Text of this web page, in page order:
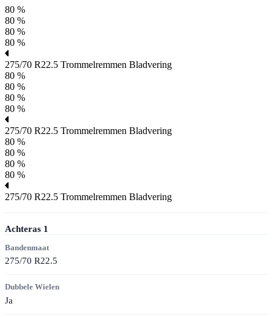
80 %
80 %
80 %
80 %
275/70 R22.5 Trommelremmen Bladvering
80 %
80 %
80 %
80 %
275/70 R22.5 Trommelremmen Bladvering
80 %
80 %
80 %
80 %
275/70 R22.5 Trommelremmen Bladvering
Achteras 1
Bandenmaat
275/70 R22.5
Dubbele Wielen
Ja